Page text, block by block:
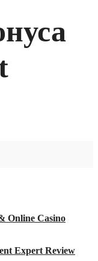
Online Casino
Expert Review